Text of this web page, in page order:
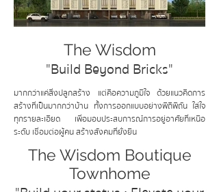
The Wisdom
"Build Beyond Bricks"
มากกว่าแค่สิ่งปลูกสร้าง แต่คือความภูมิใจ ด้วยแนวคิดการ
สร้างที่เป็นมากกว่าบ้าน ทั้งการออกแบบอย่างพิถีพิถัน ใส่ใจ
ทุกรายละเอียด เพื่อมอบประสบการณ์การอยู่อาศัยที่เหนือ
ระดับ เชื่อมต่อผู้คน สร้างสังคมที่ยั่งยืน
The Wisdom Boutique
Townhome